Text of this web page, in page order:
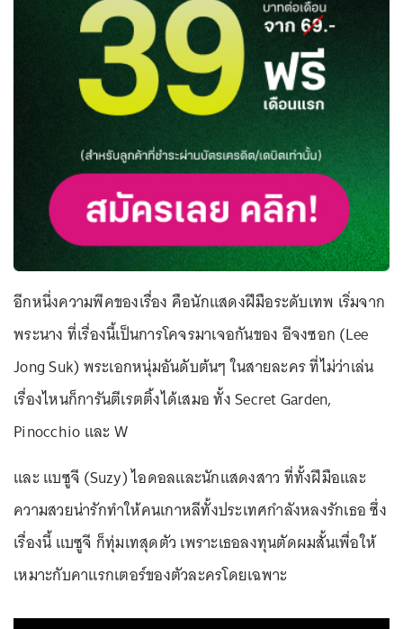
อีกหนึ่งความพีคของเรื่อง คือนักแสดงฝีมือระดับเทพ เริ่มจาก
พระนาง ที่เรื่องนี้เป็นการโคจรมาเจอกันของ อีจงซอก (Lee
Jong Suk) พระเอกหนุ่มอันดับต้นๆ ในสายละคร ที่ไม่ว่าเล่น
เรื่องไหนก็การันตีเรตติ้งได้เสมอ ทั้ง Secret Garden,
Pinocchio และ W
และ แบซูจี (Suzy) ไอดอลและนักแสดงสาว ที่ทั้งฝีมือและ
ความสวยน่ารักทำให้คนเกาหลีทั้งประเทศกำลังหลงรักเธอ ซึ่ง
เรื่องนี้ แบซูจี ก็ทุ่มเทสุดตัว เพราะเธอลงทุนตัดผมสั้นเพื่อให้
เหมาะกับคาแรกเตอร์ของตัวละครโดยเฉพาะ